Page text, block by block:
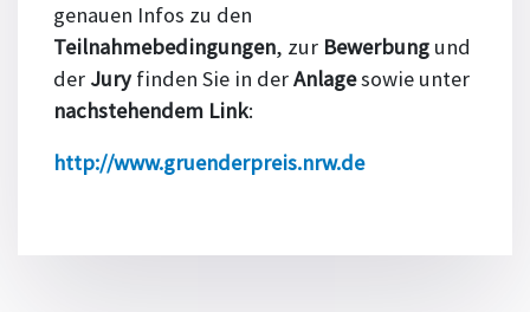
genauen Infos zu den
Teilnahmebedingungen, zur Bewerbung und
der Juryfinden Sie in derAnlagesowie unter
nachstehendem Link:
http://www.gruenderpreis.nrw.de